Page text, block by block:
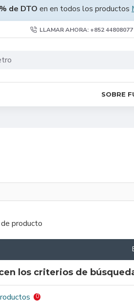
de DTO en en todos los productos
LLAMAR AHORA: +852 44808077
SOBRE
producto
los criterios de
0